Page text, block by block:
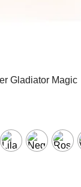
Gladiator Magic